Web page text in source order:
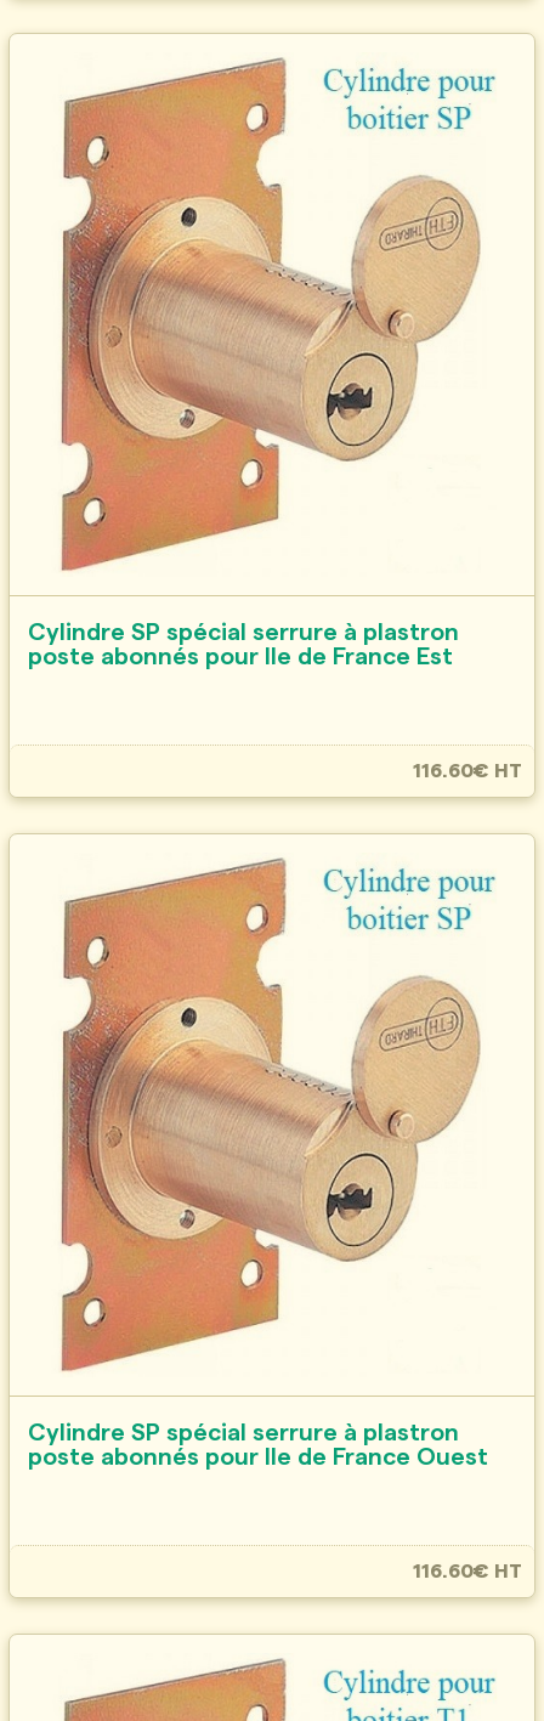
Cylindre SP spécial serrure à plastron
poste abonnés pour Ile de France Est
116.60€ HT
Cylindre SP spécial serrure à plastron
poste abonnés pour Ile de France Ouest
116.60€ HT